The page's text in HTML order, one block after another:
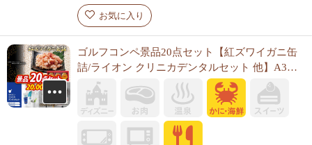
お気に入り
ゴルフコンペ景品20点セット【紅ズワイガニ缶
詰/ライオン クリニカデンタルセット 他】A3パ
ネル・目録付き<送料無料>